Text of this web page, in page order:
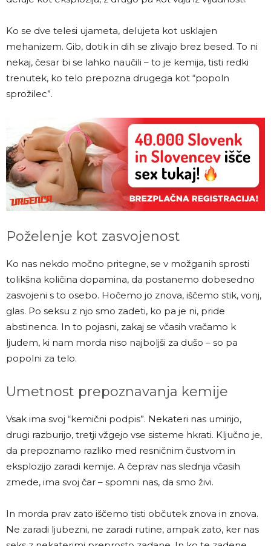
Ko se dve telesi ujameta, delujeta kot usklajen
mehanizem. Gib, dotik in dih se zlivajo brez besed. To ni
nekaj, česar bi se lahko naučili – to je kemija, tisti redki
trenutek, ko telo prepozna drugega kot “popoln
sprožilec”.
Poželenje kot zasvojenost
Ko nas nekdo močno pritegne, se v možganih sprosti
tolikšna količina dopamina, da postanemo dobesedno
zasvojeni s to osebo. Hočemo jo znova, iščemo stik, vonj,
glas. Po seksu z njo smo zadeti, ko pa je ni, pride
abstinenca. In to pojasni, zakaj se včasih vračamo k
ljudem, ki nam morda niso najboljši za dušo – so pa
popolni za telo.
Umetnost prepoznavanja kemije
Vsak ima svoj “kemični podpis”. Nekateri nas umirijo,
drugi razburijo, tretji vžgejo vse sisteme hkrati. Ključno je,
da prepoznamo razliko med resničnim čustvom in
eksplozijo zaradi kemije. A čeprav nas slednja včasih
zmede, ima svoj čar – spomni nas, da smo živi.
In morda prav zato iščemo tisti občutek znova in znova.
Ne zaradi ljubezni, ne zaradi rutine, ampak zato, ker nas